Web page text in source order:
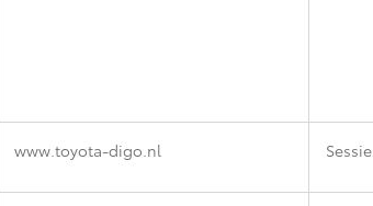
www.toyota-digo.nl Sessie